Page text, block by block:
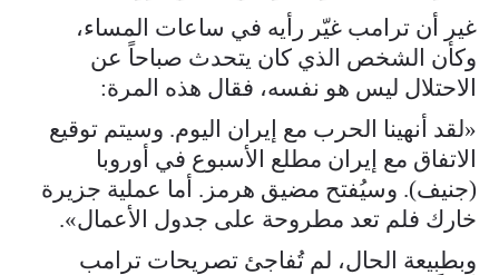
غير أن ترامب غيّر رأيه في ساعات المساء،
وكأن الشخص الذي كان يتحدث صباحاً عن
الاحتلال ليس هو نفسه، فقال هذه المرة:
«لقد أنهينا الحرب مع إيران اليوم. وسيتم توقيع
الاتفاق مع إيران مطلع الأسبوع في أوروبا
(جنيف). وسيُفتح مضيق هرمز. أما عملية جزيرة
خارك فلم تعد مطروحة على جدول الأعمال».
وبطبيعة الحال، لم تُفاجئ تصريحات ترامب